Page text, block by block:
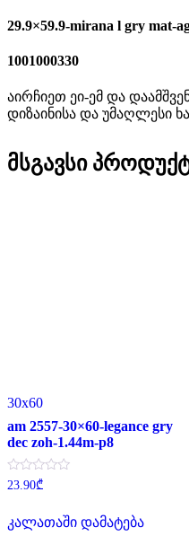
29.9×59.9-mirana l gry mat-
1001000330
აირჩიეთ ეი-ემ და
დიზაინისა და უმაღლესი
მსგავსი
30x60
am 2557-30×60-legance gry
dec zoh-1.44m-p8
შეფასება
0
5-
დან
23.90₾
კალათაში დამატება